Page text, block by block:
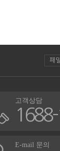
패
고객상담
E-mail 문의